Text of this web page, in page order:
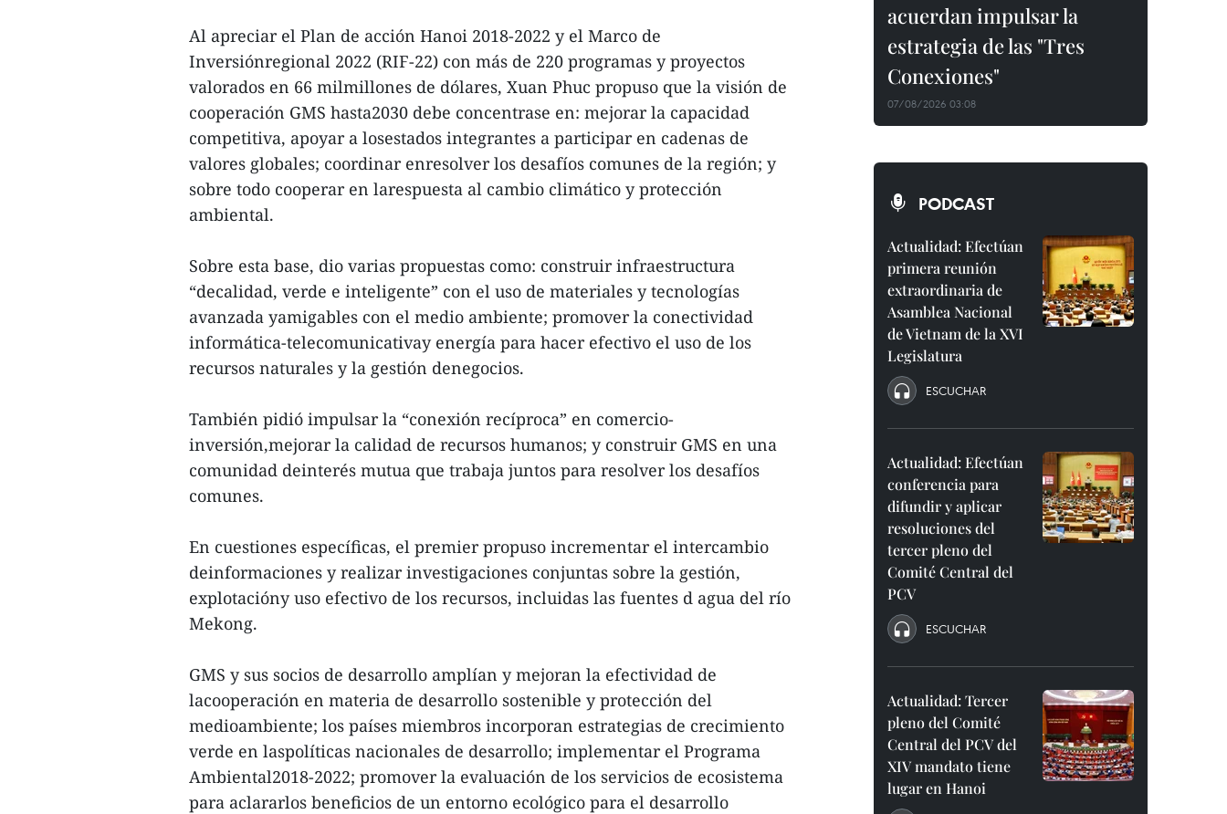
Al apreciar el Plan de acción Hanoi 2018-2022 y el Marco de
Inversiónregional 2022 (RIF-22) con más de 220 programas y proyectos
valorados en 66 milmillones de dólares, Xuan Phuc propuso que la visión de
cooperación GMS hasta2030 debe concentrase en: mejorar la capacidad
competitiva, apoyar a losestados integrantes a participar en cadenas de
valores globales; coordinar enresolver los desafíos comunes de la región; y
sobre todo cooperar en larespuesta al cambio climático y protección
ambiental.
Sobre esta base, dio varias propuestas como: construir infraestructura
“decalidad, verde e inteligente” con el uso de materiales y tecnologías
avanzada yamigables con el medio ambiente; promover la conectividad
informática-telecomunicativay energía para hacer efectivo el uso de los
recursos naturales y la gestión denegocios.
También pidió impulsar la “conexión recíproca” en comercio-
inversión,mejorar la calidad de recursos humanos; y construir GMS en una
comunidad deinterés mutua que trabaja juntos para resolver los desafíos
comunes.
En cuestiones específicas, el premier propuso incrementar el intercambio
deinformaciones y realizar investigaciones conjuntas sobre la gestión,
explotacióny uso efectivo de los recursos, incluidas las fuentes d agua del río
Mekong.
GMS y sus socios de desarrollo amplían y mejoran la efectividad de
lacooperación en materia de desarrollo sostenible y protección del
medioambiente; los países miembros incorporan estrategias de crecimiento
verde en laspolíticas nacionales de desarrollo; implementar el Programa
Ambiental2018-2022; promover la evaluación de los servicios de ecosistema
para aclararlos beneficios de un entorno ecológico para el desarrollo
acuerdan impulsar la
estrategia de las "Tres
Conexiones"
07/08/2026 03:08
PODCAST
Actualidad: Efectúan
primera reunión
extraordinaria de
Asamblea Nacional
de Vietnam de la XVI
Legislatura
ESCUCHAR
Actualidad: Efectúan
conferencia para
difundir y aplicar
resoluciones del
tercer pleno del
Comité Central del
PCV
ESCUCHAR
Actualidad: Tercer
pleno del Comité
Central del PCV del
XIV mandato tiene
lugar en Hanoi